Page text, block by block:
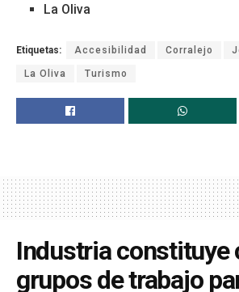
La Oliva
Etiquetas: Accesibilidad Corralejo
La Oliva Turismo
Industria constituye
grupos de trabajo